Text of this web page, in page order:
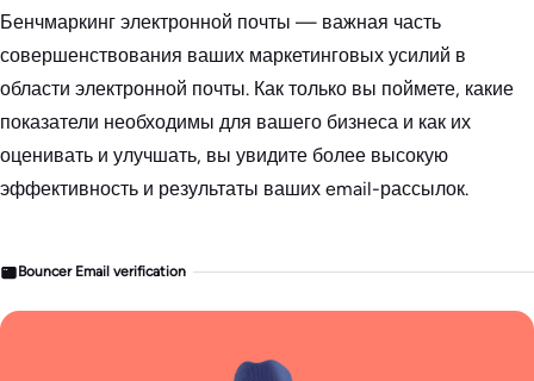
Бенчмаркинг электронной почты — важная часть
совершенствования ваших маркетинговых усилий в
области электронной почты. Как только вы поймете, какие
показатели необходимы для вашего бизнеса и как их
оценивать и улучшать, вы увидите более высокую
эффективность и результаты ваших email-рассылок.
Bouncer Email verification